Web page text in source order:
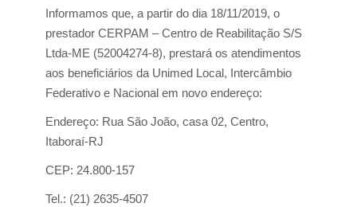
Informamos que, a partir do dia 18/11/2019, o
prestador CERPAM – Centro de Reabilitação S/S
Ltda-ME (52004274-8), prestará os atendimentos
aos beneficiários da Unimed Local, Intercâmbio
Federativo e Nacional em novo endereço:
Endereço: Rua São João, casa 02, Centro,
Itaboraí-RJ
CEP: 24.800-157
Tel.: (21) 2635-4507